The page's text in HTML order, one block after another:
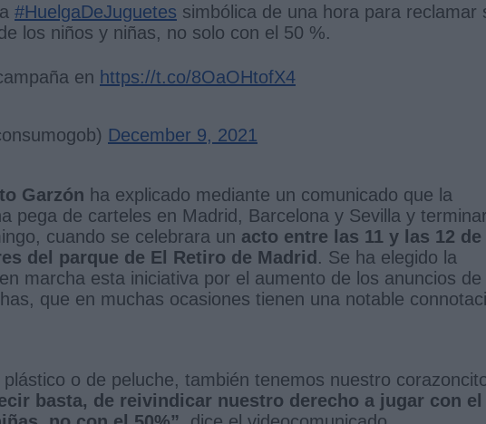
#HuelgaDeJuguetes simbólica de una hora para reclamar
los niños y niñas, no solo con el 50 %.
en https://t.co/8OaOHtofX4
December 9, 2021
Garzón ha explicado mediante un comunicado que la
pega de carteles en Madrid, Barcelona y Sevilla y
cuando se celebrara un acto entre las 11 y las 12 de
del parque de El Retiro de Madrid. Se ha elegido la
marcha esta iniciativa por el aumento de los anuncios de
que en muchas ocasiones tienen una notable
o de peluche, también tenemos nuestro
basta, de reivindicar nuestro derecho a jugar con el